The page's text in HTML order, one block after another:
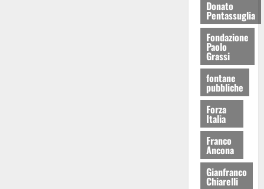
Donato
Pentassuglia
Fondazione
Paolo
Grassi
fontane
pubbliche
Forza
Italia
Franco
Ancona
Gianfranco
Chiarelli